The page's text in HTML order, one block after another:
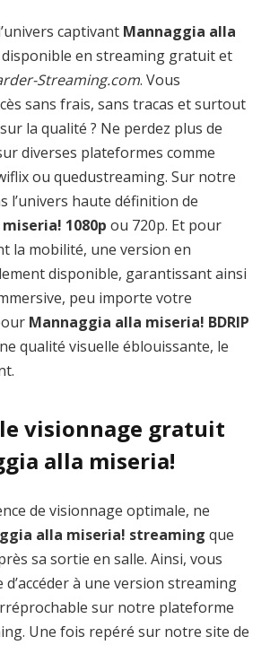
captivant Mannaggia alla
disponible en streaming gratuit et
Streaming.com. Vous
sans frais, sans tracas et surtout
la qualité ? Ne perdez plus de
diverses plateformes comme
ou quedustreaming. Sur notre
l’univers haute définition de
1080p ou 720p. Et pour
la mobilité, une version en
disponible, garantissant ainsi
peu importe votre
Mannaggia alla miseria! BDRIP
qualité visuelle éblouissante, le
visionnage gratuit
alla miseria!
de visionnage optimale, ne
alla miseria! streaming que
sa sortie en salle. Ainsi, vous
d’accéder à une version streaming
sur notre plateforme
Une fois repéré sur notre site de